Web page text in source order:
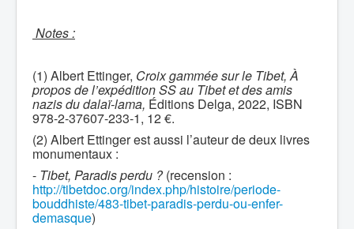
Notes :
(1) Albert Ettinger, Croix gammée sur le Tibet, À
propos de l’expédition SS au Tibet et des amis
nazis du dalaï-lama, Éditions Delga, 2022, ISBN
978-2-37607-233-1, 12 €.
(2) Albert Ettinger est aussi l’auteur de deux livres
monumentaux :
- Tibet, Paradis perdu ?(recension :
http://tibetdoc.org/index.php/histoire/periode-
bouddhiste/483-tibet-paradis-perdu-ou-enfer-
demasque)